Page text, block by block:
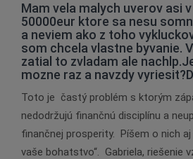
Mam vela malych uverov asi
50000eur ktore sa nesu
a neviem ako z toho
som chcela vlastne byvanie.
zatial to zvladam ale
mozne raz a navzdy
Toto je častý problém s ktorým
nedodržujú finančnú disciplínu a
finančnej prosperity. Píšem o nich aj
vaše bohatstvo“. Gabriela, riešenie